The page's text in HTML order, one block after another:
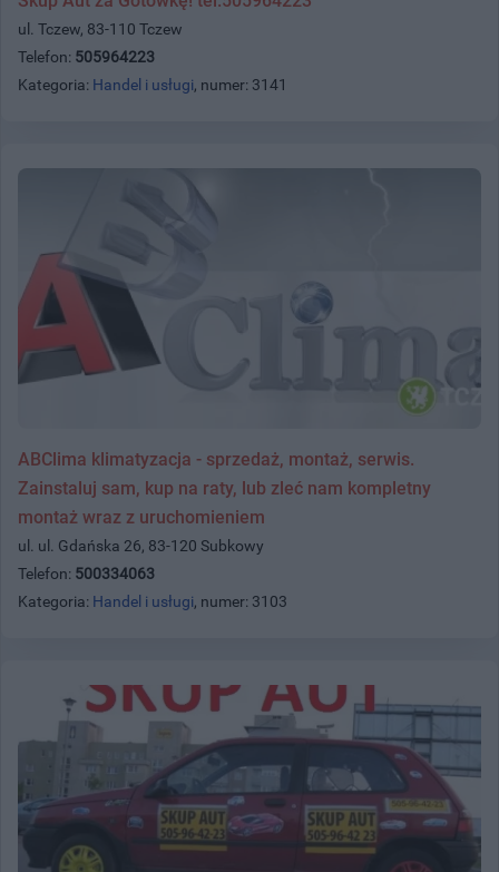
ul. Tczew, 83-110 Tczew
Telefon: 505964223
Kategoria: Handel i usługi, numer: 3141
ABClima klimatyzacja - sprzedaż, montaż, serwis.
Zainstaluj sam, kup na raty, lub zleć nam kompletny
montaż wraz z uruchomieniem
ul. ul. Gdańska 26, 83-120 Subkowy
Telefon: 500334063
Kategoria: Handel i usługi, numer: 3103